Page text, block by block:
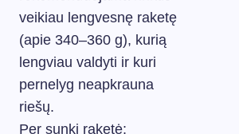
veikiau lengvesnę raketę
(apie 340–360 g), kurią
lengviau valdyti ir kuri
pernelyg neapkrauna
riešų.
Per sunki raketė: